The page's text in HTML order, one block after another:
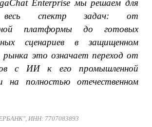
Enterprise мы решаем для
весь спектр задач: от
платформы до готовых
сценариев в защищенном
рынка это означает переход от
с ИИ к его промышленной
на полностью отечественном
ИНН: 7707083893